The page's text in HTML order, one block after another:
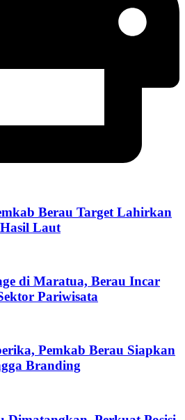
Berau Target Lahirkan
Laut
di Maratua, Berau Incar
Pariwisata
Pemkab Berau Siapkan
Branding